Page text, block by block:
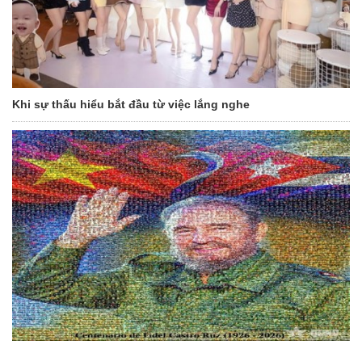
Khi sự thấu hiểu bắt đầu từ việc lắng nghe